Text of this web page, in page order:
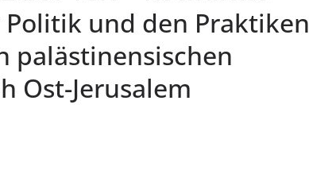
Politik und den Praktiken
palästinensischen
Ost-Jerusalem